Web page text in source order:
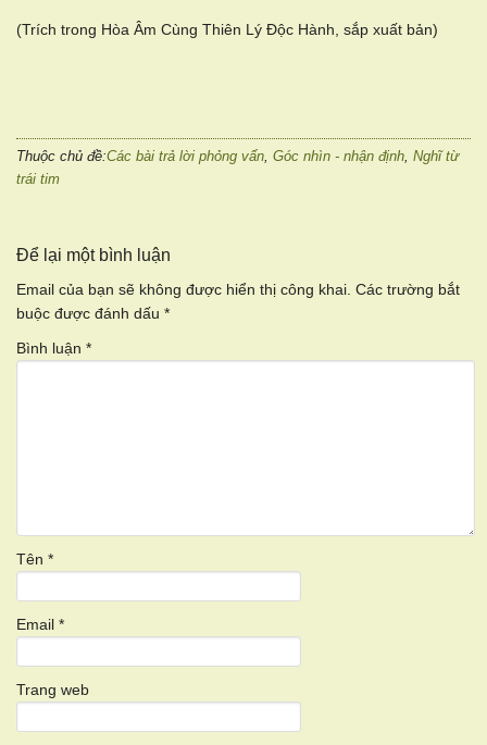
(Trích trong Hòa Âm Cùng Thiên Lý Độc Hành, sắp xuất bản)
Thuộc chủ đề:Các bài trả lời phỏng vấn, Góc nhìn - nhận định, Nghĩ từ
trái tim
Để lại một bình luận
Email của bạn sẽ không được hiển thị công khai. Các trường bắt
buộc được đánh dấu *
Bình luận *
Tên *
Email *
Trang web